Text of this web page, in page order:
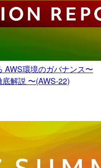
AWS環境のガバナンス〜
解説 〜(AWS-22)